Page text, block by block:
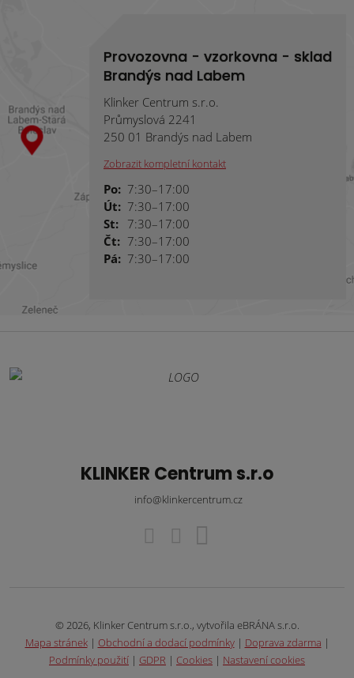
Provozovna - vzorkovna - sklad
Brandýs nad Labem
Klinker Centrum s.r.o.
Průmyslová 2241
250 01 Brandýs nad Labem
Zobrazit kompletní kontakt
Po: 7:30–17:00
Út: 7:30–17:00
St: 7:30–17:00
Čt: 7:30–17:00
Pá: 7:30–17:00
KLINKER Centrum s.r.o
info@klinkercentrum.cz
© 2026, Klinker Centrum s.r.o., vytvořila eBRÁNA s.r.o.
Mapa stránek| Obchodní a dodací podmínky| Doprava zdarma |
Podmínky použití | GDPR | Cookies | Nastavení cookies